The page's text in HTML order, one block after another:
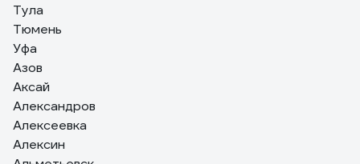
Тула
Тюмень
Уфа
Азов
Аксай
Александров
Алексеевка
Алексин